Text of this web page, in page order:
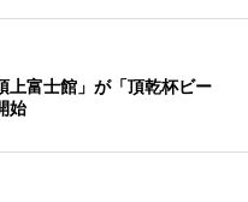
上富士館」が「頂乾杯ビー
始